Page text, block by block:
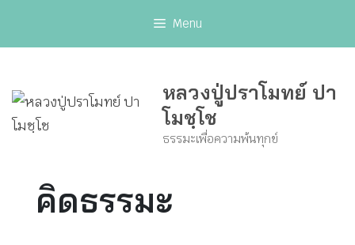
Menu
หลวงปู่ปราโมทย์ ปา
โมชฺโช
ธรรมะเพื่อความพ้นทุกข์
คิดธรรมะ